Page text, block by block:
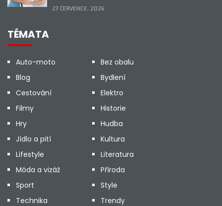
27 ČERVENCE, 2026
TÉMATA
Auto-moto
Bez obalu
Blog
Bydlení
Cestování
Elektro
Filmy
Historie
Hry
Hudba
Jídlo a pití
Kultura
Lifestyle
Literatura
Móda a vizáž
Příroda
Sport
Style
Technika
Trendy